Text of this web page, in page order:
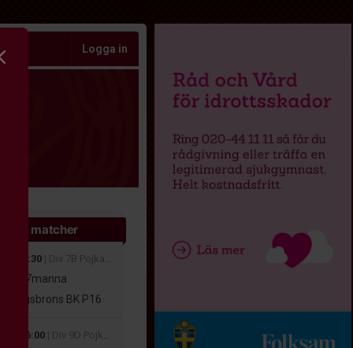
Logga in
matcher
11:30 | Div 7B Pojkar Höst Medelpad 2026
7manna
BK P16
16:00 | Div 9D Pojkar Höst Medelpad 2026